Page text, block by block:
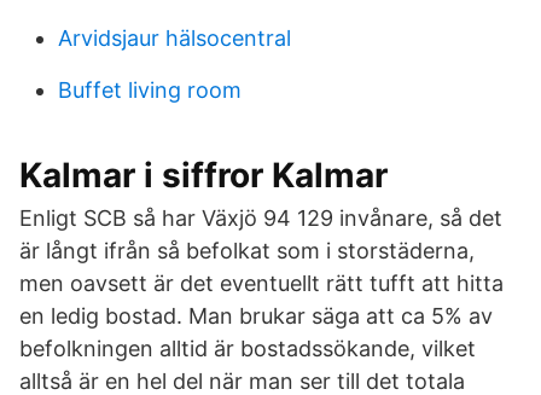
Arvidsjaur hälsocentral
Buffet living room
Kalmar i siffror Kalmar
Enligt SCB så har Växjö 94 129 invånare, så det
är långt ifrån så befolkat som i storstäderna,
men oavsett är det eventuellt rätt tufft att hitta
en ledig bostad. Man brukar säga att ca 5% av
befolkningen alltid är bostadssökande, vilket
alltså är en hel del när man ser till det totala